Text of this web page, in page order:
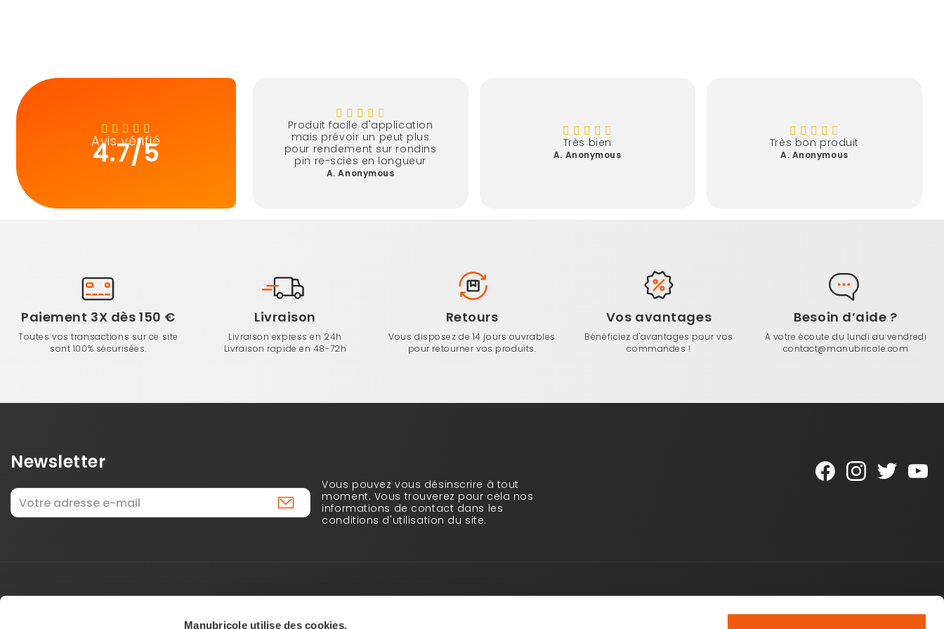
Manubricole utilise des cookies.
Avis vérifié
4.7/5
Produit facile d'application
mais prévoir un peut plus
pour rendement sur rondins
pin re-scies en longueur
A. Anonymous
Très bien
A. Anonymous
Très bon produit
A. Anonymous
Paiement 3X dès 150 €
Toutes vos transactions sur ce site
sont 100% sécurisées.
Livraison
Livraison express en 24h
Livraison rapide en 48-72h
Retours
Vous disposez de 14 jours ouvrables
pour retourner vos produits.
Vos avantages
Bénéficiez d'avantages pour vos
commandes !
Besoin d’aide ?
A votre écoute du lundi au vendredi
contact@manubricole.com
Newsletter
Vous pouvez vous désinscrire à tout
moment. Vous trouverez pour cela nos
informations de contact dans les
conditions d'utilisation du site.